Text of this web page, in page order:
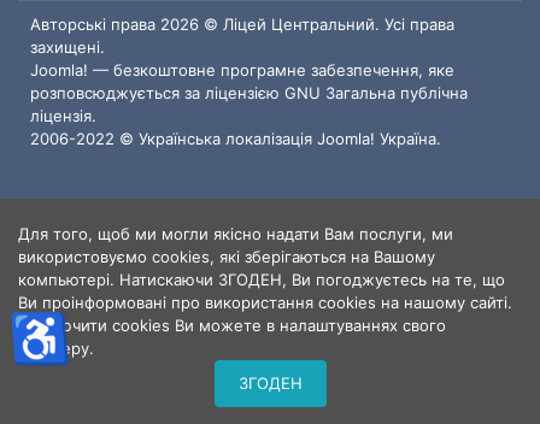
Авторські права 2026 © Ліцей Центральний. Усі права
захищені.
Joomla! — безкоштовне програмне забезпечення, яке
розповсюджується за ліцензією GNU Загальна публічна
ліцензія.
2006-2022 © Українська локалізація Joomla! Україна.
ІНФОРМАЦІЯ ПРО САЙТ
Користувачі 3
Статті
Перегляди статей
© 2026. Ліцей Центральний м. Кропивницький - 2024
Для того, щоб ми могли якісно надати Вам послуги, ми
використовуємо cookies, які зберігаються на Вашому
компьютері. Натискаючи ЗГОДЕН, Ви погоджуєтесь на те, що
Ви проінформовані про використання cookies на нашому сайті.
Відключити cookies Ви можете в налаштуваннях свого
браузеру.
ЗГОДЕН